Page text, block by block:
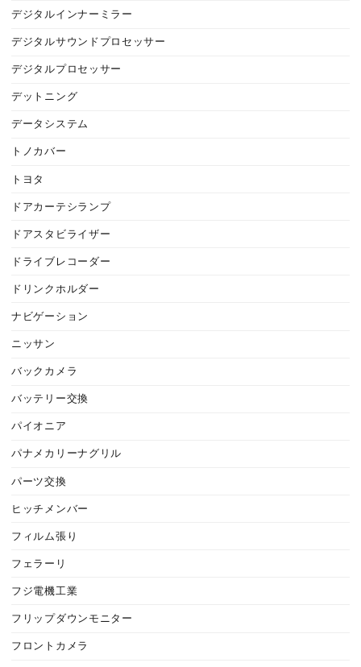
デジタルインナーミラー
デジタルサウンドプロセッサー
デジタルプロセッサー
デットニング
データシステム
トノカバー
トヨタ
ドアカーテシランプ
ドアスタビライザー
ドライブレコーダー
ドリンクホルダー
ナビゲーション
ニッサン
バックカメラ
バッテリー交換
パイオニア
パナメカリーナグリル
パーツ交換
ヒッチメンバー
フィルム張り
フェラーリ
フジ電機工業
フリップダウンモニター
フロントカメラ